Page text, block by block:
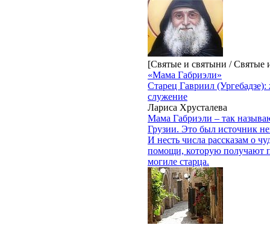
[Святые и святыни / Святые
«Мама Габриэли»
Старец Гавриил
служение
Лариса Хрусталева
Мама Габриэли – так
Грузии. Это был источник
И несть числа рассказам о
помощи, которую получают
могиле старца.